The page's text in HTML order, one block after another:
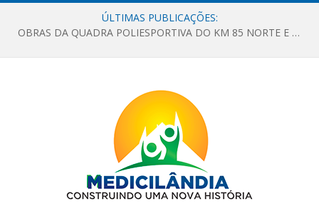
ÚLTIMAS PUBLICAÇÕES:
OBRAS DA QUADRA POLIESPORTIVA DO KM 85 NORTE E DA ESCOLA GASPAR VIANA AVANÇAM